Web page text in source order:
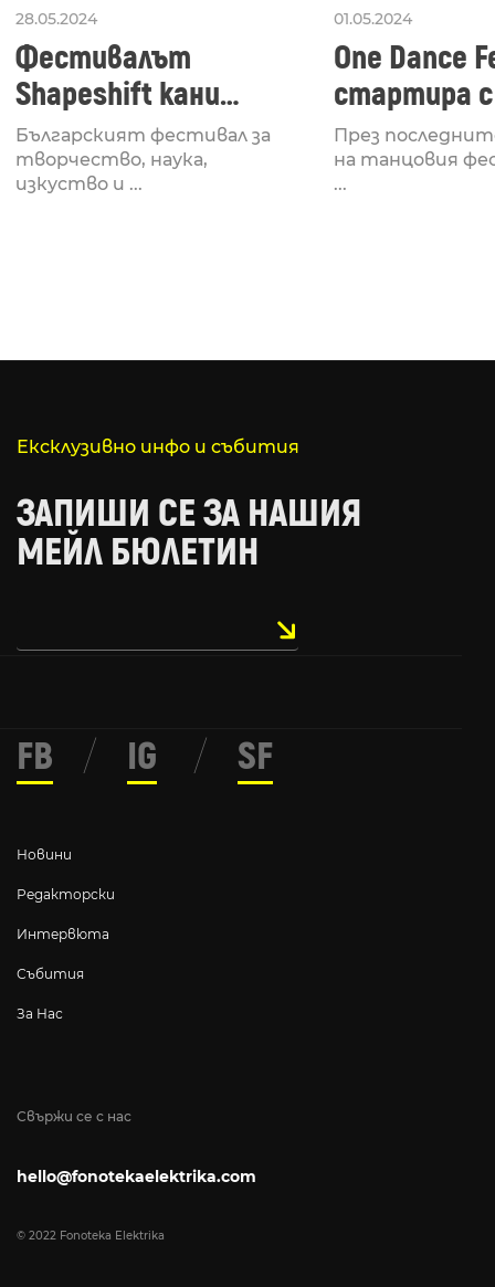
28.05.2024
Фестивалът
Shapeshift кани
Fabrizio Mammarella
за откриването си
Българският фестивал за
творчество, наука,
изкуство и ...
01.05.2024
One Dance
стартира
Lucid,
рейв
През
на танцовия
...
Ексклузивно инфо и събития
ЗАПИШИ СЕ ЗА НАШИЯ
МЕЙЛ БЮЛЕТИН
Свържи се с нас
hello@fonotekaelektrika.com
© 2022 Fonoteka Elektrika
Новини
Редакторски
Интервюта
Събития
За Нас
FB / IG / SF